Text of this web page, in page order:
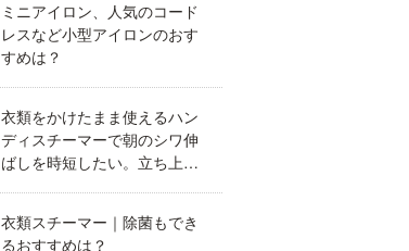
ミニアイロン、人気のコード
レスなど小型アイロンのおす
すめは？
衣類をかけたまま使えるハン
ディスチーマーで朝のシワ伸
ばしを時短したい。立ち上が
衣類スチーマー｜除菌もでき
るおすすめは？